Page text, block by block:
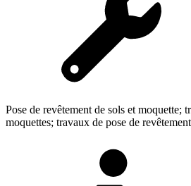
Pose de revêtement de sols et moquette;
moquettes; travaux de pose de